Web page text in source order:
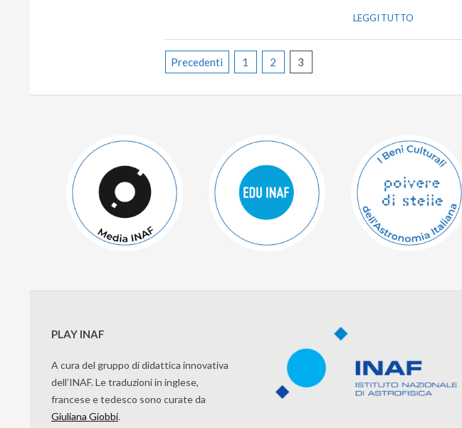
LEGGI TUTTO
Paginazione
Precedenti 1 2 3
PLAY INAF
A cura del gruppo di didattica innovativa
dell’INAF. Le traduzioni in inglese,
francese e tedesco sono curate da
Giuliana Giobbi.